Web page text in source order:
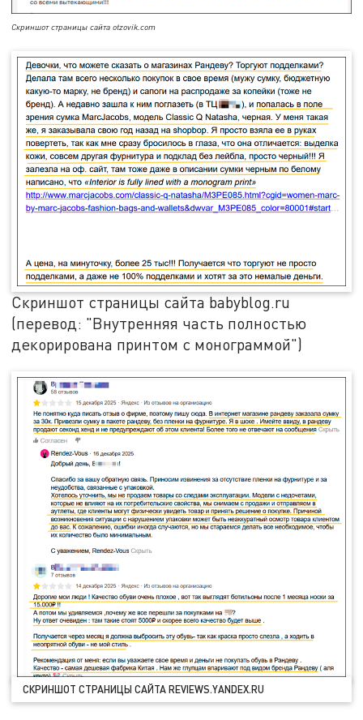
Скриншот страницы сайта otzovik.com
Скриншот страницы сайта babyblog.ru
(перевод: "Внутренняя часть полностью
декорирована принтом с монограммой")
СКРИНШОТ СТРАНИЦЫ САЙТА REVIEWS.YANDEX.RU